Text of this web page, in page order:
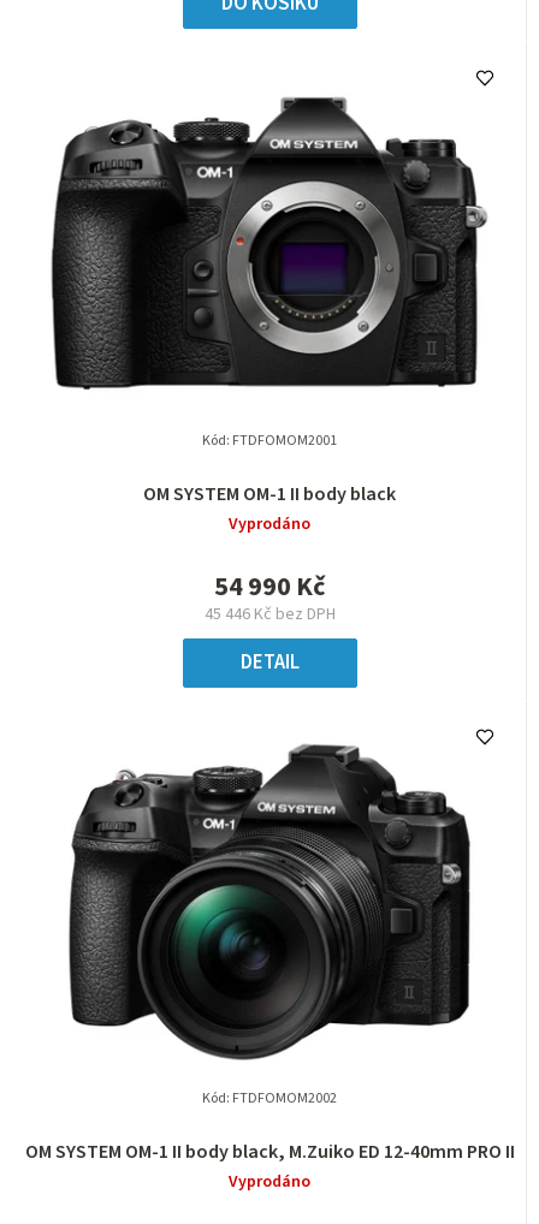
OM SYSTEM OM-1 II body black
Vyprodáno
45 446 Kč bez DPH
54 990 Kč
DETAIL
Kód: FTDFOMOM2001
OM SYSTEM OM-1 II body black, M.Zuiko ED 12-40mm PRO II
Vyprodáno
Kód: FTDFOMOM2002